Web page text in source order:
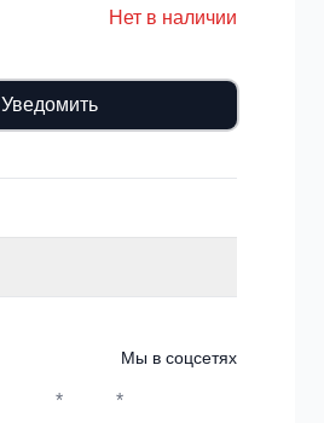
Нет в наличии
Уведомить
Мы в соцсетях
* *